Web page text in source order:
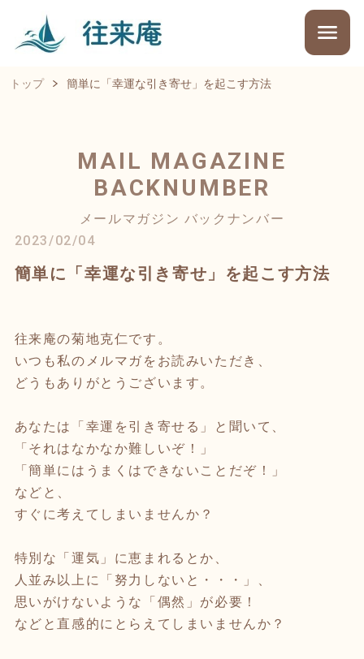
トップ 簡単に「幸運な引き寄せ」を起こす方法
MAIL MAGAZINE
BACKNUMBER
メールマガジン バックナンバー
2023/02/04
簡単に「幸運な引き寄せ」を起こす方法
往来庵の菊地克仁です。
いつも私のメルマガをお読みいただき、
どうもありがとうございます。
あなたは「幸運を引き寄せる」と聞いて、
「それはなかなか難しいぞ！」
「簡単にはうまくはできないことだぞ！」
などと、
すぐに考えてしまいませんか？
特別な「運気」に恵まれるとか、
人並み以上に「努力しないと・・・」、
思いがけないような「偶然」が必要！
などと直感的にとらえてしまいませんか？